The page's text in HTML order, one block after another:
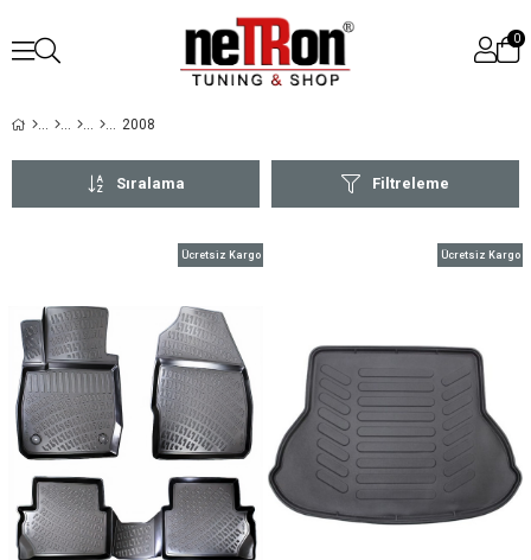
0
2008
Filtreleme
Sıralama
Ücretsiz Kargo Ücretsiz Kargo